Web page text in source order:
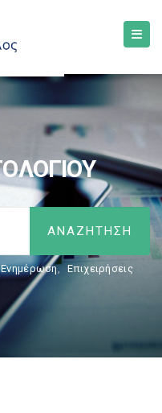
, Επιχειρήσεις